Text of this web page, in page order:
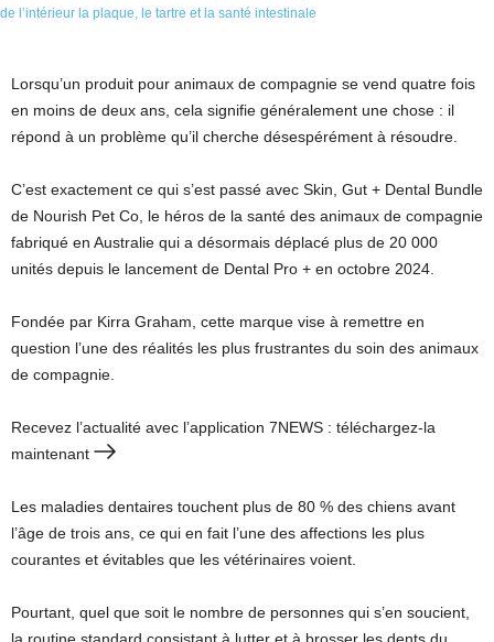
Lorsqu’un produit pour animaux de compagnie se vend quatre fois
en moins de deux ans, cela signifie généralement une chose : il
répond à un problème qu’il cherche désespérément à résoudre.
C’est exactement ce qui s’est passé avec Skin, Gut + Dental Bundle
de Nourish Pet Co, le héros de la santé des animaux de compagnie
fabriqué en Australie qui a désormais déplacé plus de 20 000
unités depuis le lancement de Dental Pro + en octobre 2024.
Fondée par Kirra Graham, cette marque vise à remettre en
question l’une des réalités les plus frustrantes du soin des animaux
de compagnie.
Recevez l’actualité avec l’application 7NEWS : téléchargez-la
maintenant
Les maladies dentaires touchent plus de 80 % des chiens avant
l’âge de trois ans, ce qui en fait l’une des affections les plus
courantes et évitables que les vétérinaires voient.
Pourtant, quel que soit le nombre de personnes qui s’en soucient,